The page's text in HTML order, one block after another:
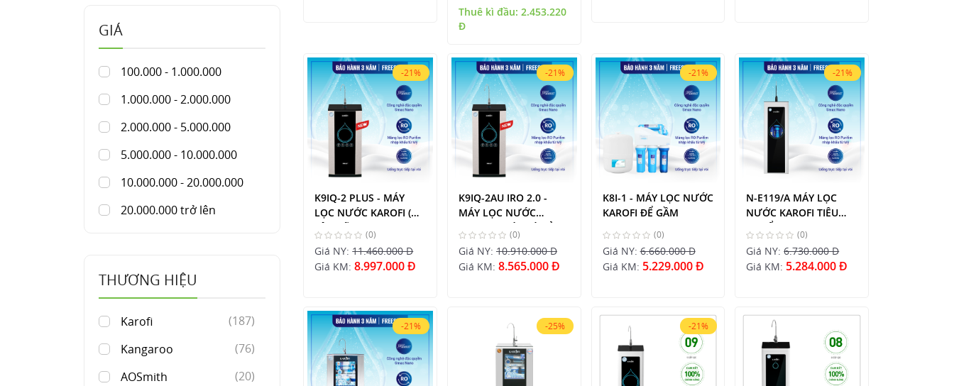
GIÁ
100.000 - 1.000.000
1.000.000 - 2.000.000
2.000.000 - 5.000.000
5.000.000 - 10.000.000
10.000.000 - 20.000.000
20.000.000 trở lên
THƯƠNG HIỆU
Karofi
(187)
Kangaroo
(76)
AOSmith
(20)
Thuê kì đầu: 2.453.220
Đ
-21%
K9IQ-2 PLUS - MÁY
LỌC NƯỚC KAROFI (
TÊN CŨ: THETIS K9IP -
2 )
(0)
Giá NY:11.460.000 Đ
Giá KM:8.997.000 Đ
-21%
K9IQ-2AU IRO 2.0 -
MÁY LỌC NƯỚC
KAROFI 1 VÒI CÓ TỦ
(0)
Giá NY: 10.910.000 Đ
Giá KM: 8.565.000 Đ
-21%
K8I-1 - MÁY LỌC NƯỚC
KAROFI ĐỂ GẦM
(0)
Giá NY:6.660.000 Đ
Giá KM: 5.229.000 Đ
-21%
N-E119/A MÁY LỌC
NƯỚC KAROFI TIÊU
CHUẨN
(0)
Giá NY:6.730.000 Đ
Giá KM: 5.284.000 Đ
-21% -25% -21%